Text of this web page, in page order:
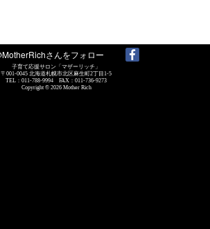
子育て応援サロン「マザーリッチ」
〒001-0045 北海道札幌市北区麻生町2丁目1-5
TEL：011-788-9994 FAX：011-736-9273
Copyright © 2026 Mother Rich